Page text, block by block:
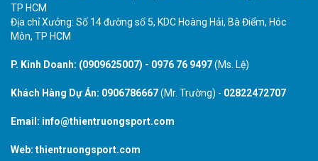
TP HCM
Địa chỉ Xưởng: Số 14 đường số 5, KDC Hoàng Hải, Bà Điểm, Hóc
Môn, TP HCM
P. Kinh Doanh: (0909625007) - 0976 76 9497(Ms. Lệ)
Khách Hàng Dự Án: 0906786667(Mr. Trường) - 02822472707
Email: info@thientruongsport.com
Web: thientruongsport.com